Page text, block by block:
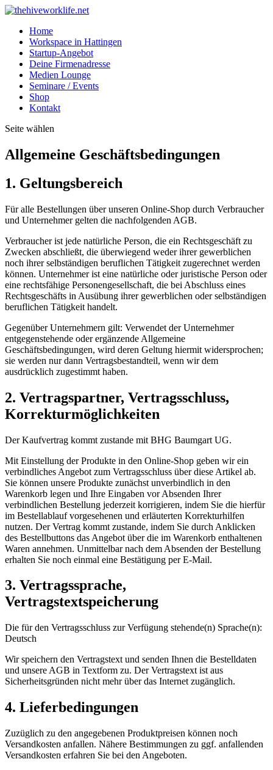
Home
Workspace in Hattingen
Startup-Angebot
Deine Firmenadresse
Medien Lounge
Seminare / Events
Shop
Kontakt
Seite wählen
Allgemeine Geschäftsbedingungen
1. Geltungsbereich
Für alle Bestellungen über unseren Online-Shop durch Verbraucher
und Unternehmer gelten die nachfolgenden AGB.
Verbraucher ist jede natürliche Person, die ein Rechtsgeschäft zu
Zwecken abschließt, die überwiegend weder ihrer gewerblichen
noch ihrer selbständigen beruflichen Tätigkeit zugerechnet werden
können. Unternehmer ist eine natürliche oder juristische Person oder
eine rechtsfähige Personengesellschaft, die bei Abschluss eines
Rechtsgeschäfts in Ausübung ihrer gewerblichen oder selbständigen
beruflichen Tätigkeit handelt.
Gegenüber Unternehmern gilt: Verwendet der Unternehmer
entgegenstehende oder ergänzende Allgemeine
Geschäftsbedingungen, wird deren Geltung hiermit widersprochen;
sie werden nur dann Vertragsbestandteil, wenn wir dem
ausdrücklich zugestimmt haben.
2. Vertragspartner, Vertragsschluss,
Korrekturmöglichkeiten
Der Kaufvertrag kommt zustande mit BHG Baumgart UG.
Mit Einstellung der Produkte in den Online-Shop geben wir ein
verbindliches Angebot zum Vertragsschluss über diese Artikel ab.
Sie können unsere Produkte zunächst unverbindlich in den
Warenkorb legen und Ihre Eingaben vor Absenden Ihrer
verbindlichen Bestellung jederzeit korrigieren, indem Sie die hierfür
im Bestellablauf vorgesehenen und erläuterten Korrekturhilfen
nutzen. Der Vertrag kommt zustande, indem Sie durch Anklicken
des Bestellbuttons das Angebot über die im Warenkorb enthaltenen
Waren annehmen. Unmittelbar nach dem Absenden der Bestellung
erhalten Sie noch einmal eine Bestätigung per E-Mail.
3. Vertragssprache,
Vertragstextspeicherung
Die für den Vertragsschluss zur Verfügung stehende(n) Sprache(n):
Deutsch
Wir speichern den Vertragstext und senden Ihnen die Bestelldaten
und unsere AGB in Textform zu. Der Vertragstext ist aus
Sicherheitsgründen nicht mehr über das Internet zugänglich.
4. Lieferbedingungen
Zuzüglich zu den angegebenen Produktpreisen können noch
Versandkosten anfallen. Nähere Bestimmungen zu ggf. anfallenden
Versandkosten erfahren Sie bei den Angeboten.